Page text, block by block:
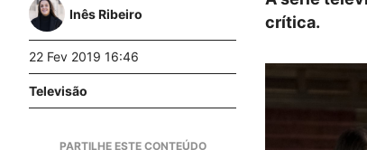
Inês Ribeiro
22 Fev 2019 16:46
Televisão
crítica.